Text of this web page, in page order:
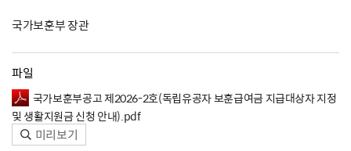
국가보훈부 장관
파일
국가보훈부공고 제2026-2호(독립유공자 보훈급여금 지급대상자 지정
및 생활지원금 신청 안내).pdf
미리보기